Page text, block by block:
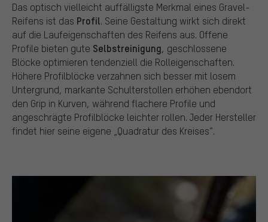
Das optisch vielleicht auffälligste Merkmal eines Gravel-
Reifens ist das Profil. Seine Gestaltung wirkt sich direkt
auf die Laufeigenschaften des Reifens aus. Offene
Profile bieten gute Selbstreinigung, geschlossene
Blöcke optimieren tendenziell die Rolleigenschaften.
Höhere Profilblöcke verzahnen sich besser mit losem
Untergrund, markante Schulterstollen erhöhen ebendort
den Grip in Kurven, während flachere Profile und
angeschrägte Profilblöcke leichter rollen. Jeder Hersteller
findet hier seine eigene „Quadratur des Kreises“.